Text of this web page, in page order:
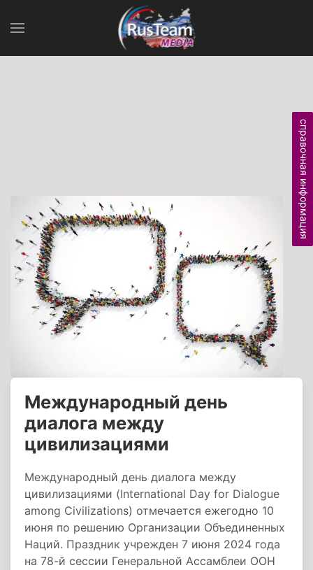
Международный день
диалога между
цивилизациями
Международный день диалога между
цивилизациями (International Day for Dialogue
among Civilizations) отмечается ежегодно 10
июня по решению Организации Объединенных
Наций. Праздник учрежден 7 июня 2024 года
на 78-й сессии Генеральной Ассамблеи ООН
справочная информация